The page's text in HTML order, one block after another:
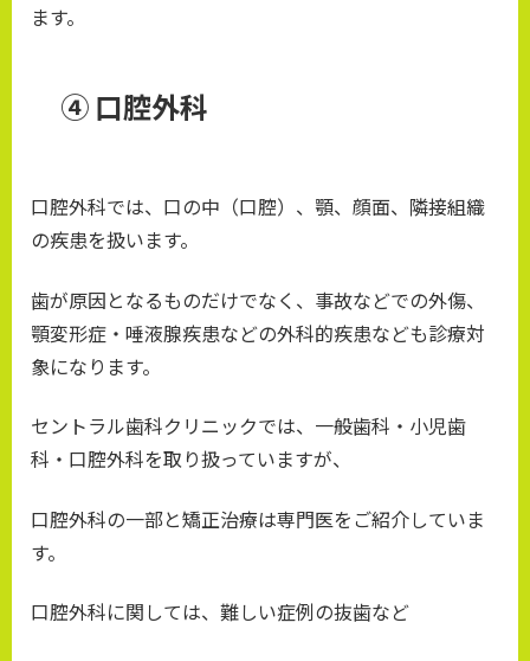
ます。
④ 口腔外科
口腔外科では、口の中（口腔）、顎、顔面、隣接組織
の疾患を扱います。
歯が原因となるものだけでなく、事故などでの外傷、
顎変形症・唾液腺疾患などの外科的疾患なども診療対
象になります。
セントラル歯科クリニックでは、一般歯科・小児歯
科・口腔外科を取り扱っていますが、
口腔外科の一部と矯正治療は専門医をご紹介していま
す。
口腔外科に関しては、難しい症例の抜歯など